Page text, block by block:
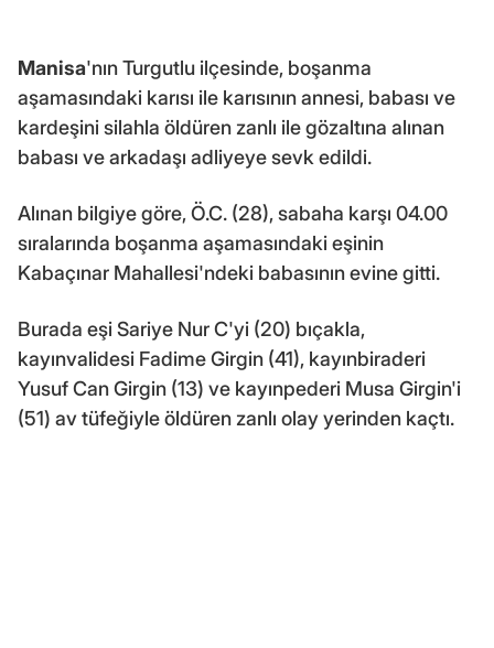
Manisa'nın Turgutlu ilçesinde, boşanma
aşamasındaki karısı ile karısının annesi, babası ve
kardeşini silahla öldüren zanlı ile gözaltına alınan
babası ve arkadaşı adliyeye sevk edildi.
Alınan bilgiye göre, Ö.C. (28), sabaha karşı 04.00
sıralarında boşanma aşamasındaki eşinin
Kabaçınar Mahallesi'ndeki babasının evine gitti.
Burada eşi Sariye Nur C'yi (20) bıçakla,
kayınvalidesi Fadime Girgin (41), kayınbiraderi
Yusuf Can Girgin (13) ve kayınpederi Musa Girgin'i
(51) av tüfeğiyle öldüren zanlı olay yerinden kaçtı.